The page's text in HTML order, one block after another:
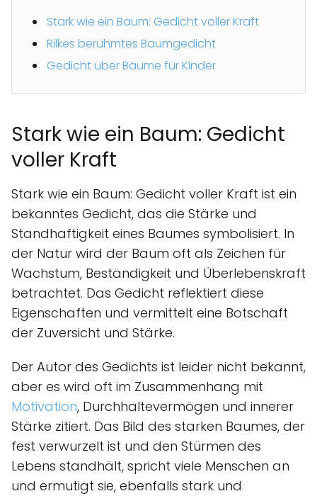
Stark wie ein Baum: Gedicht voller Kraft
Rilkes berühmtes Baumgedicht
Gedicht über Bäume für Kinder
Stark wie ein Baum: Gedicht
voller Kraft
Stark wie ein Baum: Gedicht voller Kraft ist ein
bekanntes Gedicht, das die Stärke und
Standhaftigkeit eines Baumes symbolisiert. In
der Natur wird der Baum oft als Zeichen für
Wachstum, Beständigkeit und Überlebenskraft
betrachtet. Das Gedicht reflektiert diese
Eigenschaften und vermittelt eine Botschaft
der Zuversicht und Stärke.
Der Autor des Gedichts ist leider nicht bekannt,
aber es wird oft im Zusammenhang mit
Motivation, Durchhaltevermögen und innerer
Stärke zitiert. Das Bild des starken Baumes, der
fest verwurzelt ist und den Stürmen des
Lebens standhält, spricht viele Menschen an
und ermutigt sie, ebenfalls stark und